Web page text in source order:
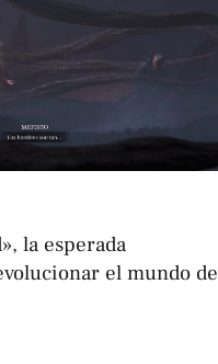
la esperada
el mundo de